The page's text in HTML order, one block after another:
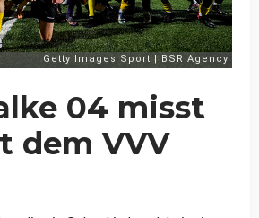
04 misst
dem VVV